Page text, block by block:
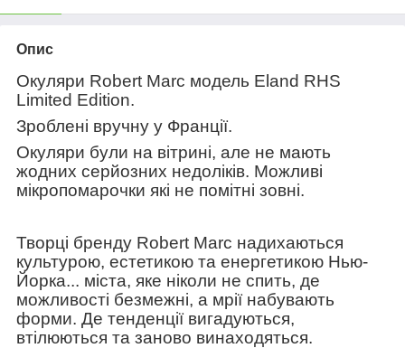
Опис
Окуляри Robert Marc модель Eland RHS
Limited Edition.
Зроблені вручну у Франції.
Окуляри були на вітрині, але не мають
жодних серйозних недоліків. Можливі
мікропомарочки які не помітні зовні.
Творці бренду Robert Marс надихаються
культурою, естетикою та енергетикою Нью-
Йорка... міста, яке ніколи не спить, де
можливості безмежні, а мрії набувають
форми. Де тенденції вигадуються,
втілюються та заново винаходяться.